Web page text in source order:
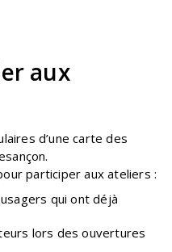
aux
d’une carte des
participer aux ateliers :
qui ont déjà
lors des ouvertures